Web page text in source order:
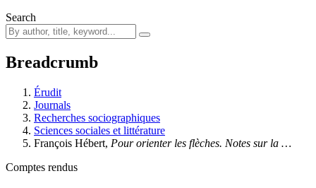
Search
Breadcrumb
Érudit
Journals
Recherches sociographiques
Sciences sociales et littérature
François Hébert, Pour orienter les flèches. Notes sur la …
Comptes rendus